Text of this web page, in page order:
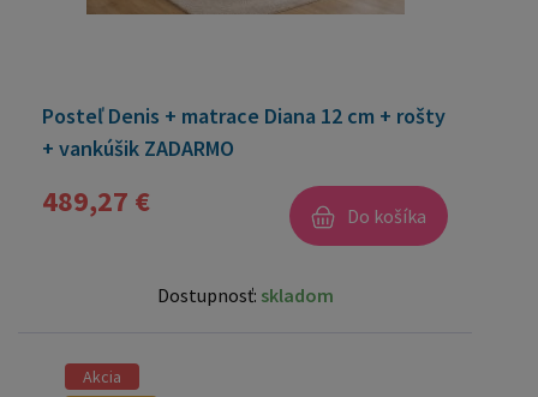
Posteľ Denis + matrace Diana 12 cm + rošty
+ vankúšik ZADARMO
489,27 € Do košíka
Dostupnosť: skladom
Akcia